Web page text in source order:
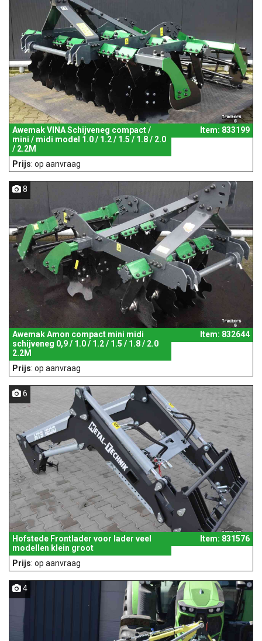
Awemak VINA Schijveneg compact /
mini / midi model 1.0 / 1.2 / 1.5 / 1.8 / 2.0
/ 2.2M
Item: 833199
Prijs: op aanvraag
8
Awemak Amon compact mini midi
schijveneg 0,9 / 1.0 / 1.2 / 1.5 / 1.8 / 2.0
2.2M
Item: 832644
Prijs: op aanvraag
6
Hofstede Frontlader voor lader veel
modellen klein groot
Item: 831576
Prijs: op aanvraag
4